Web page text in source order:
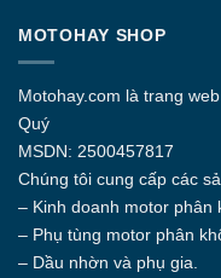
MOTOHAY SHOP
Motohay.com là trang
Quý
MSDN: 2500457817
Chúng tôi cung cấp các
– Kinh doanh motor phân
– Phụ tùng motor phân
– Dầu nhờn và phụ gia.